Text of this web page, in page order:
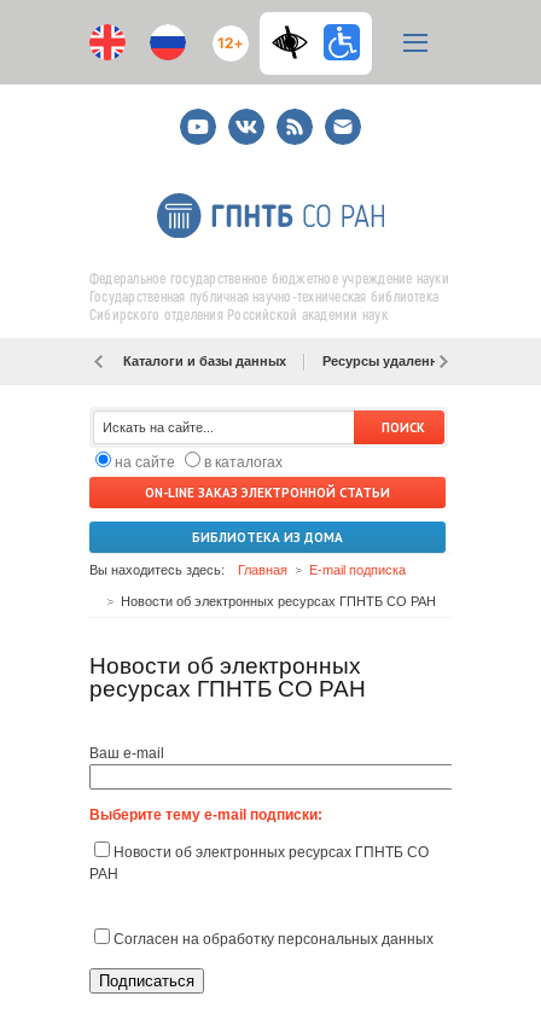
12+
YoutubeВКонтакте
RSS
E-
mail
подписка
Федеральное государственное бюджетное учреждение науки
Государственная публичная научно-техническая библиотека
Сибирского отделения Российской академии наук
Каталоги и базы данных Ресурсы удаленного доступа
на сайте
в каталогах
ON-LINE ЗАКАЗ ЭЛЕКТРОННОЙ СТАТЬИ
БИБЛИОТЕКА ИЗ ДОМА
Вы находитесь здесь: Главная E-mail подписка
Новости об электронных ресурсах ГПНТБ СО РАН
Новости об электронных
ресурсах ГПНТБ СО РАН
Ваш e-mail
Выберите тему е-mail подписки:
Новости об электронных ресурсах ГПНТБ СО
РАН
Согласен на обработку персональных данных